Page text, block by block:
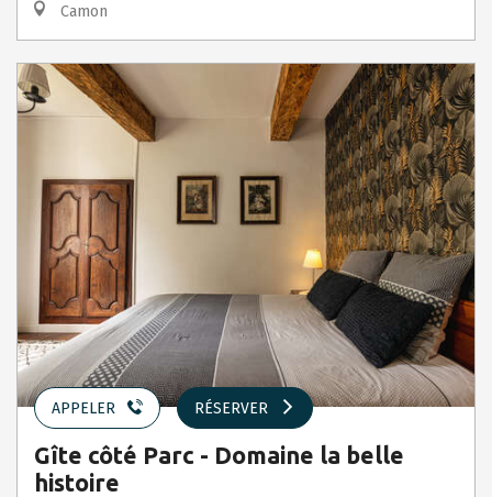
Camon
APPELER RÉSERVER
Gîte côté Parc - Domaine la belle
histoire